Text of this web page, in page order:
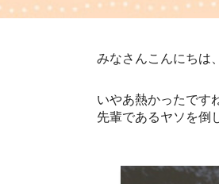
みなさんこんにちは
いやあ熱かったです
先輩であるヤソを倒